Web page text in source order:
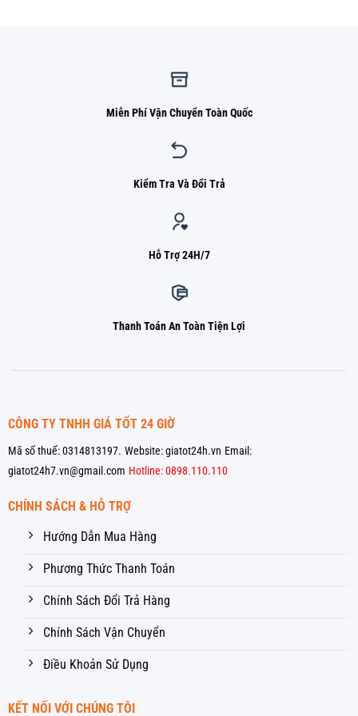
Miễn Phí Vận Chuyển Toàn Quốc
Kiểm Tra Và Đổi Trả
Hỗ Trợ 24H/7
Thanh Toán An Toàn Tiện Lợi
CÔNG TY TNHH GIÁ TỐT 24 GIỜ
Mã số thuế: 0314813197. Website: giatot24h.vn Email:
giatot24h7.vn@gmail.com Hotline: 0898.110.110
CHÍNH SÁCH & HỖ TRỢ
Hướng Dẫn Mua Hàng
Phương Thức Thanh Toán
Chính Sách Đổi Trả Hàng
Chính Sách Vận Chuyển
Điều Khoản Sử Dụng
KẾT NỐI VỚI CHÚNG TÔI